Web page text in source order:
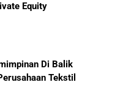
Indonesia Skala
Raja Bisnis TI
Rumahan Jadi
Equity
Di Balik
Tekstil